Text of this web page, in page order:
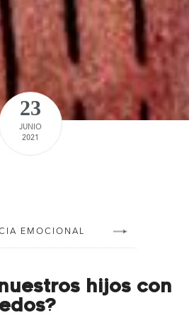
23
JUNIO
2021
EMOCIONAL
hijos con